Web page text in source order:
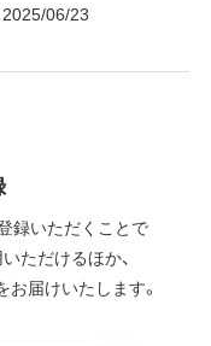
2025/06/23
録いただくことで
ただけるほか、
届けいたします。